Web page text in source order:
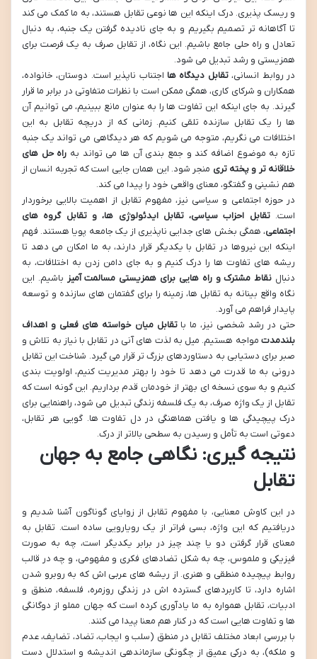
و ریسک پذیری. درک اینکه این ها نوعی تقابل هستند، به ما کمک می کند
تا آگاهانه تر تصمیم بگیریم و به جای نادیده گرفتن یک جنبه، به دنبال
تعادل و راه حلی جامع باشیم. این نگاه، از تقابل صرف به یک فرصت برای
همزیستی و رشد تبدیل می شود.
در روابط انسانی،تقابل دیدگاه ها اجتناب ناپذیر است. دوستان، خانواده،
همکاران و شرکای کاری، همگی ممکن است با نظرات متفاوتی در برابر ما قرار
گیرند. به جای اینکه این تفاوت ها را به عنوان مانع ببینیم، می توانیم آن
ها را یک تقابل سازنده تلقی کنیم. زمانی که از دریچه تقابل به این
اختلافات می نگریم، متوجه می شویم که هر دیدگاهی می تواند یک جنبه
تازه به موضوع اضافه کند و جمع بندی آن ها می تواند به راه حل های
خلاقانه تر و پخته تری منجر شود. این همان جایی است که تجربه انسان از
هم نشینی و گفتگو، معنای واقعی خود را پیدا می کند.
در حوزه اجتماعی و سیاسی نیز، مفهوم تقابل از اهمیت بالایی برخوردار
است.تقابل احزاب سیاسی، تقابل ایدئولوژی ها، و تقابل گروه های
اجتماعی، همگی بخش های جدایی ناپذیری از یک جامعه پویا هستند. فهم
اینکه این نیروها در تقابل با یکدیگر قرار دارند، به ما امکان می دهد تا
ریشه های تفاوت ها را درک کنیم و به جای دامن زدن به اختلافات، به
دنبال نقاط مشترک و راه هایی برای همزیستی مسالمت آمیز باشیم. این
نگاه واقع بینانه به تقابل ها، زمینه را برای گفتمان های سازنده و توسعه
پایدار فراهم می آورد.
حتی در رشد شخصی نیز، ما باتقابل میان خواسته های فعلی و اهداف
بلندمدت مواجه هستیم. میل به لذت های آنی در تقابل با نیاز به تلاش و
صبر برای دستیابی به دستاوردهای بزرگ تر قرار می گیرد. شناخت این تقابل
درونی به ما قدرت می دهد تا خود را بهتر مدیریت کنیم، اولویت بندی
کنیم و به سوی نسخه ای بهتر از خودمان قدم برداریم. این گونه است که
تقابل از یک واژه صرف، به یک فلسفه زندگی تبدیل می شود، راهنمایی برای
درک پیچیدگی ها و یافتن هماهنگی در دل تفاوت ها. گویی هر تقابل،
دعوتی است به تأمل و رسیدن به سطحی بالاتر از درک.
نتیجه گیری: نگاهی جامع به جهان
تقابل
در این کاوش معنایی، با مفهوم تقابل از زوایای گوناگون آشنا شدیم و
دریافتیم که این واژه، بسی فراتر از یک رویارویی ساده است. تقابل به
معنای قرار گرفتن دو یا چند چیز در برابر یکدیگر است، چه به صورت
فیزیکی و ملموس، چه به شکل تضادهای فکری و مفهومی، و چه در قالب
روابط پیچیده منطقی و هنری. از ریشه های عربی اش که به روبرو شدن
اشاره دارد، تا کاربردهای گسترده اش در زندگی روزمره، فلسفه، منطق و
ادبیات، تقابل همواره به ما یادآوری کرده است که جهان مملو از دوگانگی
ها و تفاوت هایی است که در کنار هم معنا پیدا می کنند.
با بررسی ابعاد مختلف تقابل در منطق (سلب و ایجاب، تضاد، تضایف، عدم
و ملکه)، به درکی عمیق از چگونگی سازماندهی اندیشه و استدلال دست